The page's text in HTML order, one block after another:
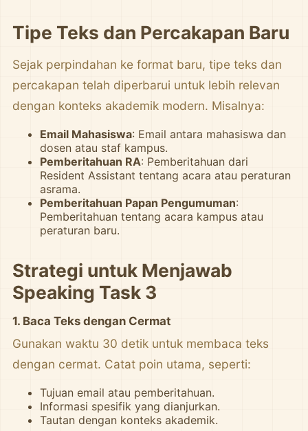
Tipe Teks dan Percakapan Baru
Sejak perpindahan ke format baru, tipe teks dan
percakapan telah diperbarui untuk lebih relevan
dengan konteks akademik modern. Misalnya:
Email Mahasiswa: Email antara mahasiswa dan
dosen atau staf kampus.
Pemberitahuan RA: Pemberitahuan dari
Resident Assistant tentang acara atau peraturan
asrama.
Pemberitahuan Papan Pengumuman:
Pemberitahuan tentang acara kampus atau
peraturan baru.
Strategi untuk Menjawab
Speaking Task 3
1. Baca Teks dengan Cermat
Gunakan waktu 30 detik untuk membaca teks
dengan cermat. Catat poin utama, seperti:
Tujuan email atau pemberitahuan.
Informasi spesifik yang dianjurkan.
Tautan dengan konteks akademik.